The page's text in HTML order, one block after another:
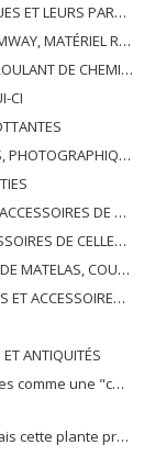
ET DU SON EN TÉLÉVISION, PIÈCES ET ACCESSOIRES DE TELS ARTICLES
DE TRAFIC MÉCANIQUE (Y COMPRIS ÉLECTRO-MÉCANIQUE) DE TOUS TYPES
ET LEURS PIÈCES ET ACCESSOIRES
CI
OU DE CHIRURGIE; PIÈCES ET ACCESSOIRES
DE TELS ARTICLES
DE CELLES-CI
DE NOMS LUMINEUSES ET SIMILAIRES; BÂTIMENTS PRÉFABRIQUÉS
DE CELLES-CI
ANTIQUITÉS
cultivée pour ses graines dans certaines régions d'Afrique.
comme le couscous, la bouillie, les boulettes, les beignets et même le pain.